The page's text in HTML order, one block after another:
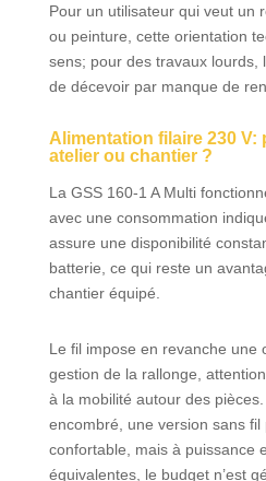
Pour un utilisateur qui veut un
ou peinture, cette orientation
sens; pour des travaux lourds,
de décevoir par manque de
Alimentation filaire 230 V:
atelier ou chantier ?
La GSS 160-1 A Multi
avec une consommation
assure une disponibilité
batterie, ce qui reste un
chantier équipé.
Le fil impose en revanche une
gestion de la rallonge,
à la mobilité autour des
encombré, une version sans fil
confortable, mais à puissance
équivalentes, le budget n’est